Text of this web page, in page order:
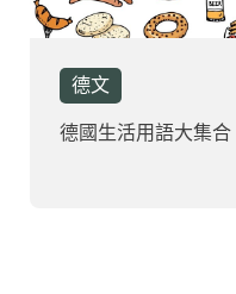
德文
德國生活用語大集合